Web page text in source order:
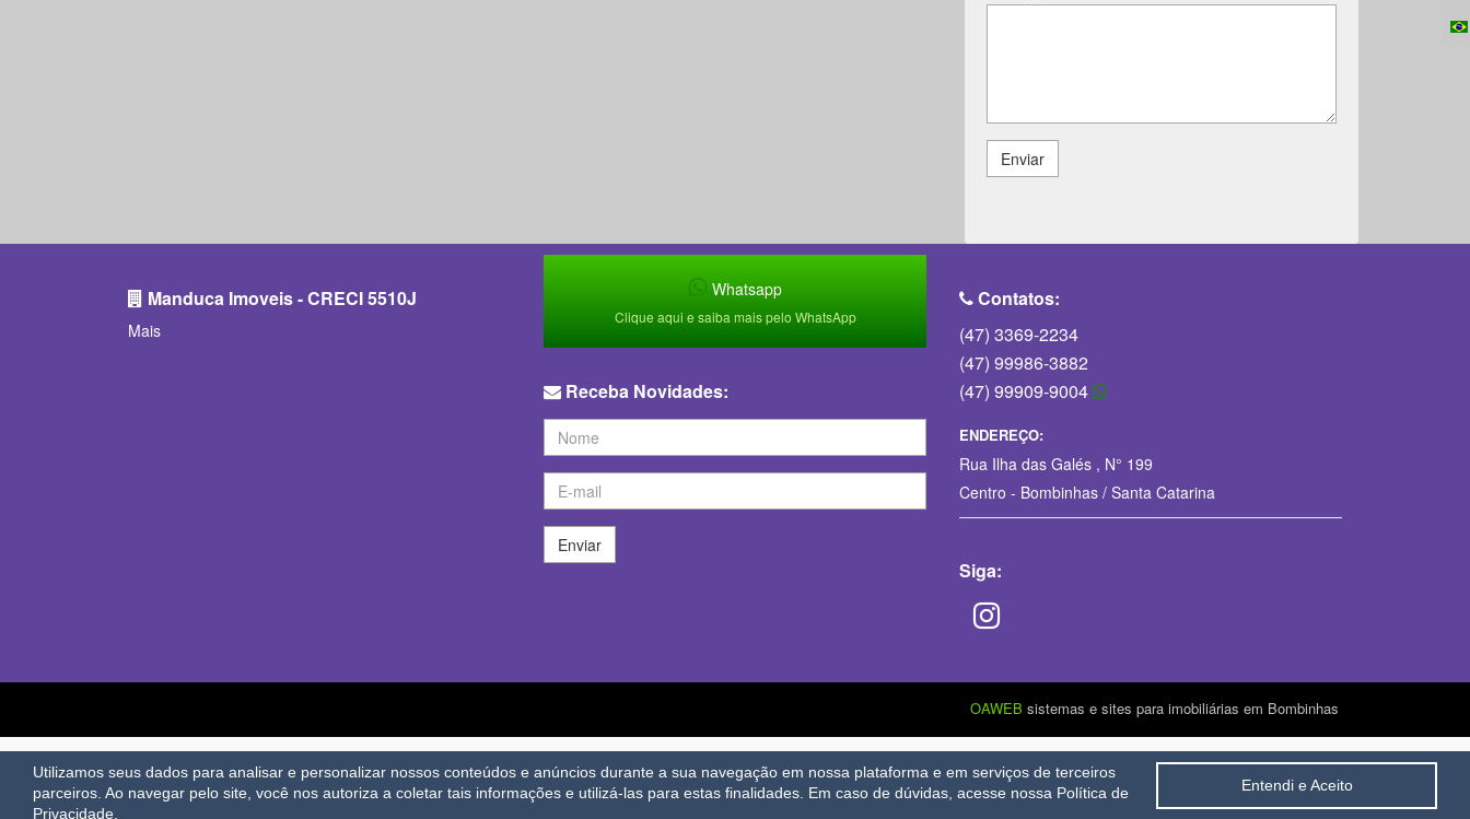
Utilizamos seus dados para analisar e personalizar nossos conteúdos e anúncios durante a sua navegação em nossa plataforma e em serviços de terceiros
parceiros. Ao navegar pelo site, você nos autoriza a coletar tais informações e utilizá-las para estas finalidades. Em caso de dúvidas, acesse nossa Política de
Privacidade.
Entendi e Aceito
Enviar
Manduca Imoveis - CRECI 5510J
Mais
Whatsapp
Clique aqui e saiba mais pelo WhatsApp
Receba Novidades:
Enviar
Contatos:
(47) 3369-2234
(47) 99986-3882
(47) 99909-9004
ENDEREÇO:
Rua Ilha das Galés , N° 199
Centro - Bombinhas / Santa Catarina
Siga:
OAWEB sistemas e sites para imobiliárias em Bombinhas